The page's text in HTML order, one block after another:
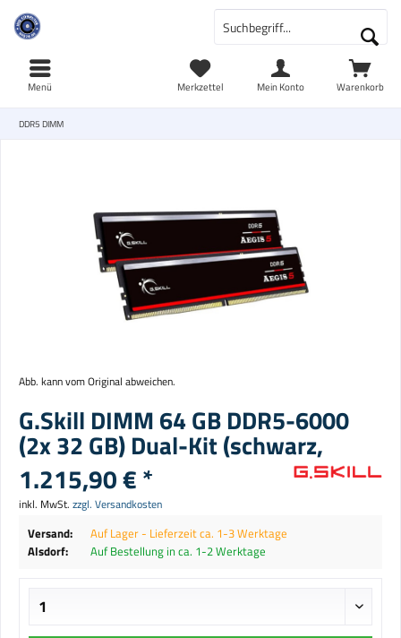
Warenkorb
Merkzettel Mein Konto
Menü
DDR5 DIMM
Abb. kann vom Original abweichen.
G.Skill DIMM 64 GB DDR5-6000
(2x 32 GB) Dual-Kit (schwarz,
1.215,90 € *
inkl. MwSt. zzgl. Versandkosten
Versand:
Auf Lager - Lieferzeit ca. 1-3 Werktage
Alsdorf:
Auf Bestellung in ca. 1-2 Werktage